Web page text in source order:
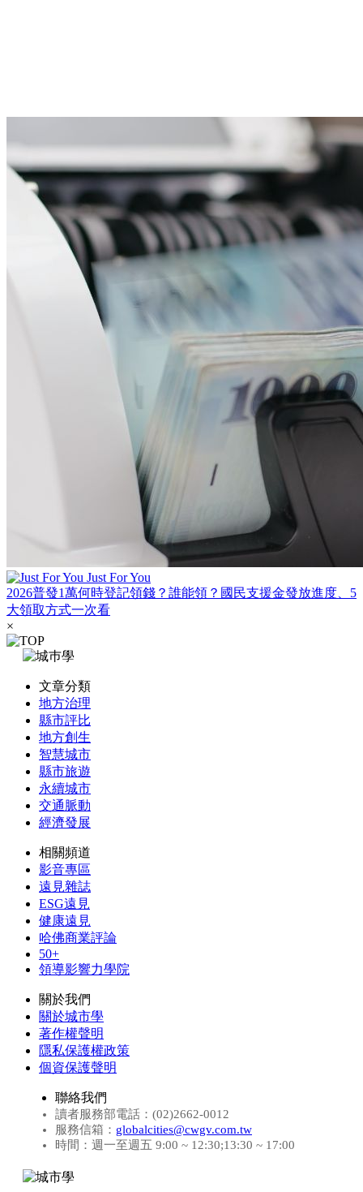
Just For You
2026普發1萬何時登記領錢？誰能領？國民支援金發放進度、5
大領取方式一次看
×
文章分類
地方治理
縣市評比
地方創生
智慧城市
縣市旅遊
永續城市
交通脈動
經濟發展
相關頻道
影音專區
遠見雜誌
ESG遠見
健康遠見
哈佛商業評論
50+
領導影響力學院
關於我們
關於城市學
著作權聲明
隱私保護權政策
個資保護聲明
聯絡我們
讀者服務部電話：(02)2662-0012
服務信箱： globalcities@cwgv.com.tw
時間：週一至週五 9:00 ~ 12:30;13:30 ~ 17:00